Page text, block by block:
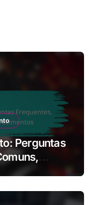
Perguntas